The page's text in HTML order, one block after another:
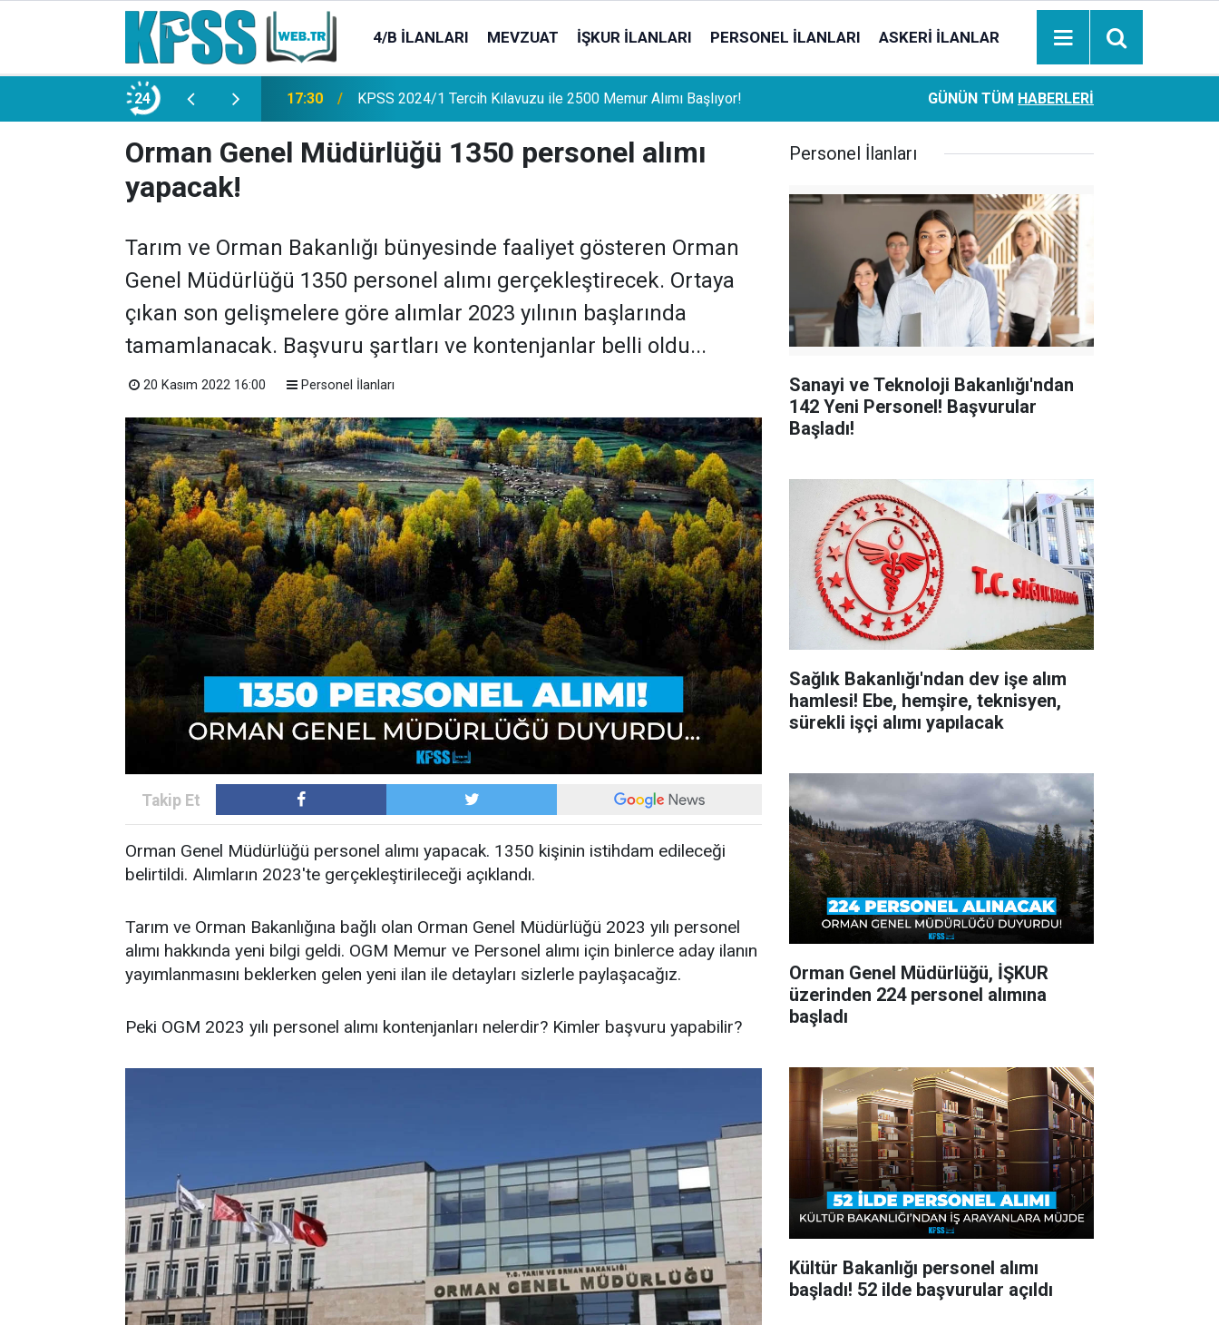
4/B İLANLARI MEVZUAT İŞKUR İLANLARI PERSONEL İLANLARI ASKERI İLANLAR
24
Memur Alımı Başlıyor! 21:20 TL Mevduat Sahipleri İçin Önemli Gelişme: Stopaj Oranları Artıyor!
Ziraat Bankası başvuran emeklilere hemen ödeme
hesaplara geçiyor
GÜNÜN TÜM HABERLERI
Orman Genel Müdürlüğü 1350 personel alımı
yapacak!
Tarım ve Orman Bakanlığı bünyesinde faaliyet gösteren Orman
Genel Müdürlüğü 1350 personel alımı gerçekleştirecek. Ortaya
çıkan son gelişmelere göre alımlar 2023 yılının başlarında
tamamlanacak. Başvuru şartları ve kontenjanlar belli oldu...
20 Kasım 2022 16:00 Personel İlanları
Orman Genel Müdürlüğü personel alımı yapacak. 1350 kişinin istihdam edileceği
belirtildi. Alımların 2023'te gerçekleştirileceği açıklandı.
Tarım ve Orman Bakanlığına bağlı olan Orman Genel Müdürlüğü 2023 yılı personel
alımı hakkında yeni bilgi geldi. OGM Memur ve Personel alımı için binlerce aday ilanın
yayımlanmasını beklerken gelen yeni ilan ile detayları sizlerle paylaşacağız.
Peki OGM 2023 yılı personel alımı kontenjanları nelerdir? Kimler başvuru yapabilir?
Personel İlanları
Sanayi ve Teknoloji Bakanlığı'ndan
142 Yeni Personel! Başvurular
Başladı!
Sağlık Bakanlığı'ndan dev işe alım
hamlesi! Ebe, hemşire, teknisyen,
sürekli işçi alımı yapılacak
Orman Genel Müdürlüğü, İŞKUR
üzerinden 224 personel alımına
başladı
Kültür Bakanlığı personel alımı
başladı! 52 ilde başvurular açıldı